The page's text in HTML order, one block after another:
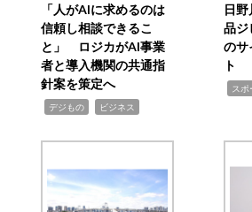
「人がAIに求めるのは
信頼し相談できるこ
と」 ロジカがAI事業
者と導入機関の共通指
針案を策定へ
デジもの ビジネス
日
品
のサ
ト
スポ